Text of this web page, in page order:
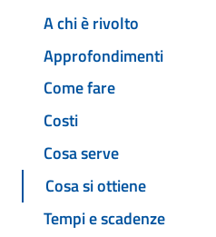
A chi è rivolto
Approfondimenti
Come fare
Costi
Cosa serve
Cosa si ottiene
Tempi e scadenze